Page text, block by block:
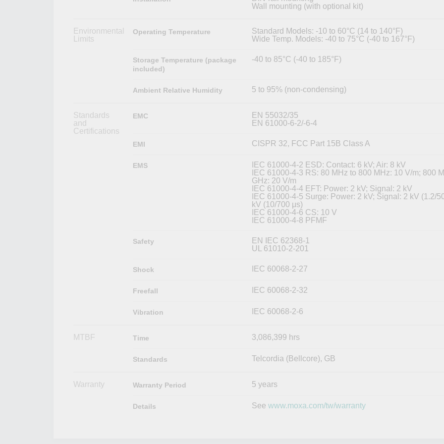
Wall mounting (with optional kit)
Environmental
Limits
Operating Temperature
Standard Models: -10 to 60°C (14 to 140°F)
Wide Temp. Models: -40 to 75°C (-40 to 167°F)
Storage Temperature (package
included)
-40 to 85°C (-40 to 185°F)
Ambient Relative Humidity 5 to 95% (non-condensing)
Standards
and
Certifications
EMC
EN 55032/35
EN 61000-6-2/-6-4
EMI CISPR 32, FCC Part 15B Class A
EMS
IEC 61000-4-2 ESD: Contact: 6 kV; Air: 8 kV
IEC 61000-4-3 RS: 80 MHz to 800 MHz: 10 V/m; 800
GHz: 20 V/m
IEC 61000-4-4 EFT: Power: 2 kV; Signal: 2 kV
IEC 61000-4-5 Surge: Power: 2 kV; Signal: 2 kV (1.2/
kV (10/700 μs)
IEC 61000-4-6 CS: 10 V
IEC 61000-4-8 PFMF
Safety
EN IEC 62368-1
UL 61010-2-201
Shock IEC 60068-2-27
Freefall IEC 60068-2-32
Vibration IEC 60068-2-6
MTBF Time 3,086,399 hrs
Standards Telcordia (Bellcore), GB
Warranty Warranty Period 5 years
Details See www.moxa.com/tw/warranty